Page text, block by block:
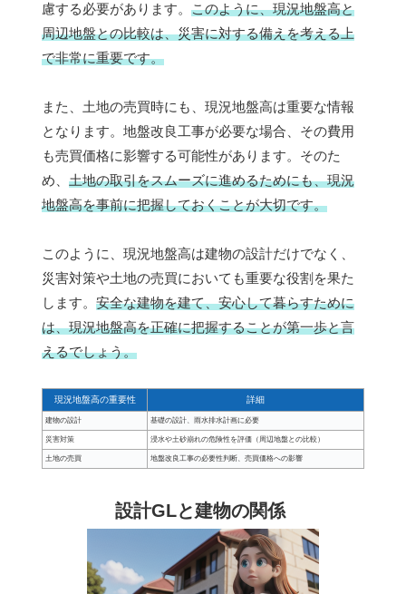
慮する必要があります。 このように、現況地盤高と
周辺地盤との比較は、災害に対する備えを考える上
で非常に重要です。
また、土地の売買時にも、現況地盤高は重要な情報
となります。地盤改良工事が必要な場合、その費用
も売買価格に影響する可能性があります。そのた
め、 土地の取引をスムーズに進めるためにも、現況
地盤高を事前に把握しておくことが大切です。
このように、現況地盤高は建物の設計だけでなく、
災害対策や土地の売買においても重要な役割を果た
します。 安全な建物を建て、安心して暮らすために
は、現況地盤高を正確に把握することが第一歩と言
えるでしょう。
現況地盤高の重要性 詳細
建物の設計 基礎の設計、雨水排水計画に必要
災害対策 浸水や土砂崩れの危険性を評価（周辺地盤との比較）
土地の売買 地盤改良工事の必要性判断、売買価格への影響
設計GLと建物の関係